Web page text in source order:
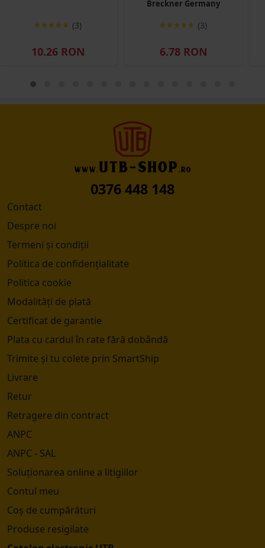
(3)
10.26 RON
Breckner Germany
(3)
6.78 RON
0376 448 148
Contact
Despre noi
Termeni și condiții
Politica de confidențialitate
Politica cookie
Modalități de plată
Certificat de garantie
Plata cu cardul în rate fără dobândă
Trimite și tu colete prin SmartShip
Livrare
Retur
Retragere din contract
ANPC
ANPC - SAL
Soluționarea online a litigiilor
Contul meu
Coș de cumpărături
Produse resigilate